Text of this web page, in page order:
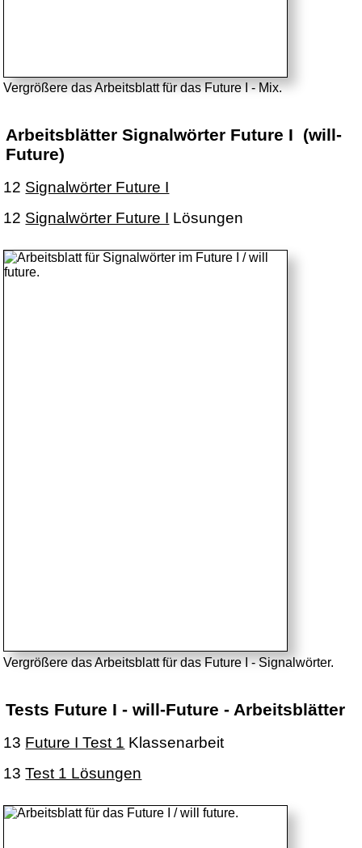
Vergrößere das Arbeitsblatt für das Future I - Mix.
Arbeitsblätter Signalwörter Future I (will-
Future)
12 Signalwörter Future I
12 Signalwörter Future I Lösungen
Vergrößere das Arbeitsblatt für das Future I - Signalwörter.
Tests Future I - will-Future - Arbeitsblätter
13 Future I Test 1 Klassenarbeit
13Test 1 Lösungen